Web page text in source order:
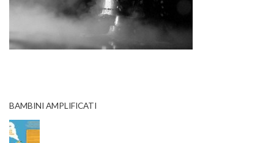
BAMBINI AMPLIFICATI